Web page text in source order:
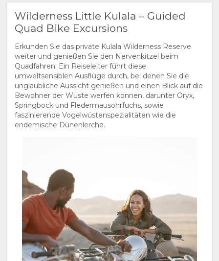
Wilderness Little Kulala – Guided
Quad Bike Excursions
Erkunden Sie das private Kulala Wilderness Reserve
weiter und genießen Sie den Nervenkitzel beim
Quadfahren. Ein Reiseleiter führt diese
umweltsensiblen Ausflüge durch, bei denen Sie die
unglaubliche Aussicht genießen und einen Blick auf die
Bewohner der Wüste werfen können, darunter Oryx,
Springbock und Fledermausohrfuchs, sowie
faszinierende Vogelwüstenspezialitäten wie die
endemische Dünenlerche.